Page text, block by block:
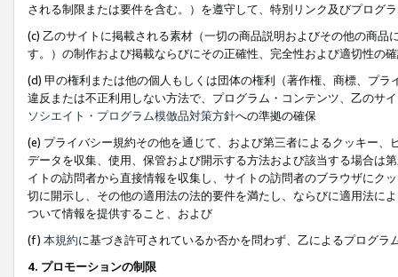
される制限または要件を含む。）を遵守して、特別リンク及びプログ
(c) 乙のサイトに掲載される素材（一切の商品説明およびその他の商
す。）の制作および掲載ならびにその正確性、完全性および適切性の
(d) 甲の権利または他の個人もしくは団体の権利（著作権、商標、プ
違反または不正利用しない方法で、プログラム・コンテンツ、乙のサ
ソシエイト・プログラム模倣品対策方針への準拠の確保
(e) プライバシー規約その他を通じて、および第三者によるクッキー
データを収集、使用、保管および開示する方法および該当する場合は
イトの訪問者から直接情報を収集し、サイトの訪問者のブラウザにク
切に開示し、その他の適用法の法的要件を満たし、ならびに適用法に
ついて情報を提供すること、および
(f) 本規約に基づき許可されているか否かを問わず、乙によるプログ
4. プロモーションの制限